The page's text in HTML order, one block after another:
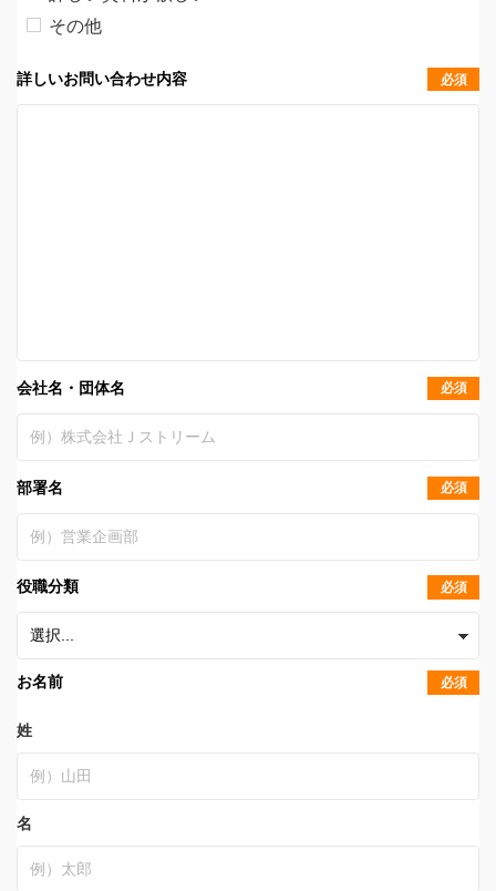
その他
詳しいお問い合わせ内容 必須
会社名・団体名 必須
部署名 必須
役職分類 必須
お名前 必須
姓
名